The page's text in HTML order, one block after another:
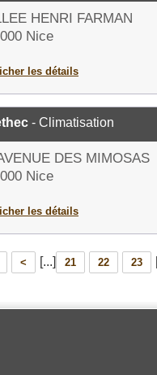
HENRI FARMAN
Nice
les détails
- Climatisation
DES MIMOSAS
Nice
les détails
< [...] 21 22 23